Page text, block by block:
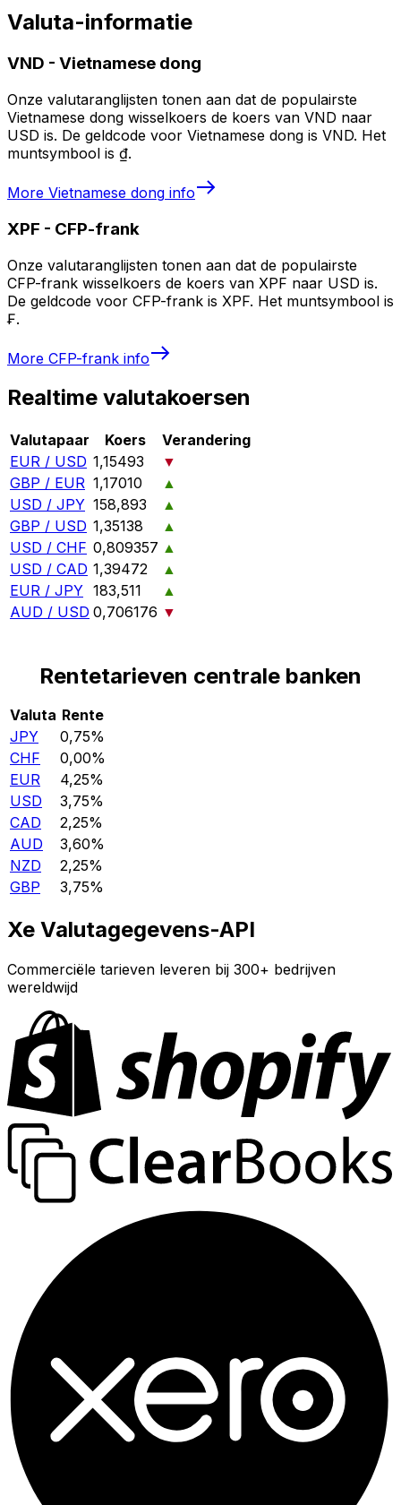
Valuta-informatie
VND - Vietnamese dong
Onze valutaranglijsten tonen aan dat de populairste
Vietnamese dong wisselkoers de koers van VND naar
USD is. De geldcode voor Vietnamese dong is VND. Het
muntsymbool is ₫.
More Vietnamese dong info
XPF - CFP-frank
Onze valutaranglijsten tonen aan dat de populairste
CFP-frank wisselkoers de koers van XPF naar USD is.
De geldcode voor CFP-frank is XPF. Het muntsymbool is
₣.
More CFP-frank info
Realtime valutakoersen
Valutapaar Koers
Verandering
EUR / USD 1,15493
▼
GBP / EUR 1,17010
▲
USD / JPY 158,893
▲
GBP / USD 1,35138
▲
USD / CHF 0,809357 ▲
USD / CAD 1,39472
▲
EUR / JPY 183,511
▲
AUD / USD 0,706176 ▼
Rentetarieven centrale banken
Valuta Rente
JPY
0,75%
CHF
0,00%
EUR
4,25%
USD
3,75%
CAD
2,25%
AUD
3,60%
NZD
2,25%
GBP
3,75%
Xe Valutagegevens-API
Commerciële tarieven leveren bij 300+ bedrijven
wereldwijd